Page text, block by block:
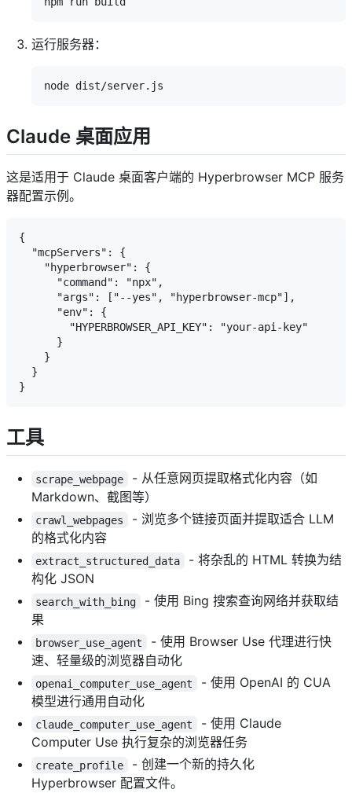
运行服务器：
Claude 桌面应用
这是适用于 Claude 桌面客户端的 Hyperbrowser MCP 服务
器配置示例。
{
  "mcpServers": {
    "hyperbrowser": {
      "command": "npx",
      "args": ["--yes", "hyperbrowser-mcp"],
      "env": {
        "HYPERBROWSER_API_KEY": "your-api-key"
      }
    }
  }
工具
scrape_webpage
- 从任意网页提取格式化内容（如
Markdown、截图等）
crawl_webpages
- 浏览多个链接页面并提取适合 LLM
的格式化内容
extract_structured_data
- 将杂乱的 HTML 转换为结
构化 JSON
search_with_bing
- 使用 Bing 搜索查询网络并获取结
果
browser_use_agent
- 使用 Browser Use 代理进行快
速、轻量级的浏览器自动化
openai_computer_use_agent
- 使用 OpenAI 的 CUA
模型进行通用自动化
claude_computer_use_agent
- 使用 Claude
Computer Use 执行复杂的浏览器任务
create_profile
- 创建一个新的持久化
Hyperbrowser 配置文件。